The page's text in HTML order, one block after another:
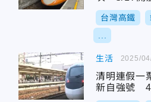
台灣高鐵
生活
清明連假一
新自強號
2025/